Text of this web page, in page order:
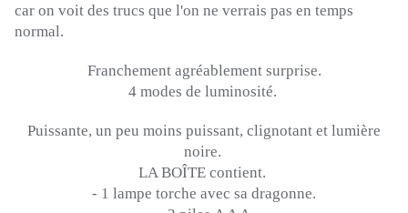
car on voit des trucs que l'on ne verrais pas en temps
normal.
Franchement agréablement surprise.
4 modes de luminosité.
Puissante, un peu moins puissant, clignotant et lumière
noire.
LA BOÎTE contient.
- 1 lampe torche avec sa dragonne.